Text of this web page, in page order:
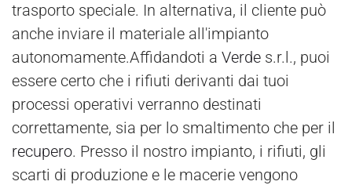
trasporto speciale. In alternativa, il cliente può
anche inviare il materiale all'impianto
autonomamente.Affidandoti a Verde s.r.l., puoi
essere certo che i rifiuti derivanti dai tuoi
processi operativi verranno destinati
correttamente, sia per lo smaltimento che per il
recupero. Presso il nostro impianto, i rifiuti, gli
scarti di produzione e le macerie vengono